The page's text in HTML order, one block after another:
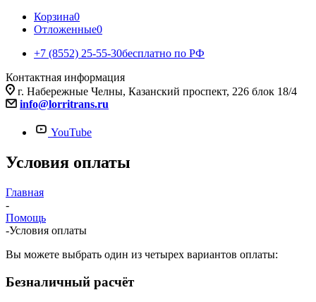
Корзина0
Отложенные0
+7 (8552) 25-55-30бесплатно по РФ
Контактная информация
г. Набережные Челны, Казанский проспект, 226 блок 18/4
info@lorritrans.ru
YouTube
Условия оплаты
Главная
-
Помощь
-Условия оплаты
Вы можете выбрать один из четырех вариантов оплаты:
Безналичный расчёт